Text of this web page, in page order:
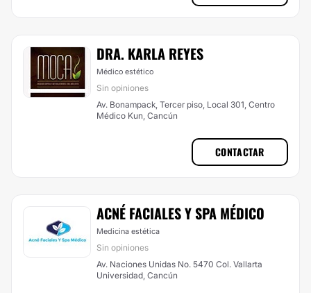
DRA. KARLA REYES
Médico estético
Sin opiniones
Av. Bonampack, Tercer piso, Local 301, Centro
Médico Kun, Cancún
CONTACTAR
ACNÉ FACIALES Y SPA MÉDICO
Medicina estética
Sin opiniones
Av. Naciones Unidas No. 5470 Col. Vallarta
Universidad, Cancún